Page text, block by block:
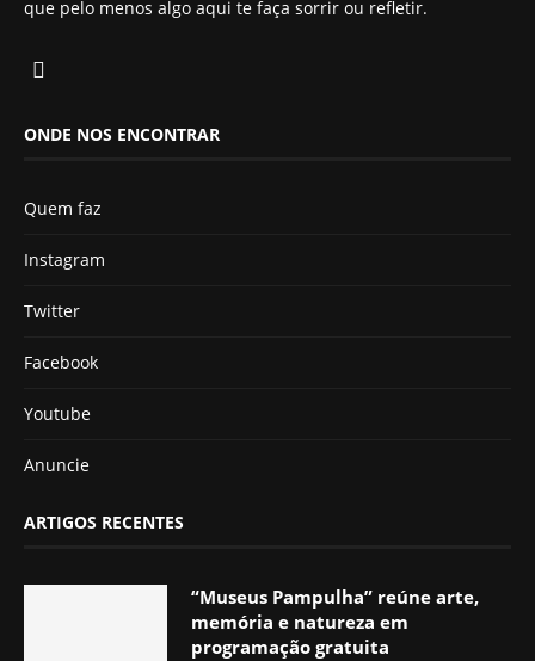
que pelo menos algo aqui te faça sorrir ou refletir.
ONDE NOS ENCONTRAR
Quem faz
Instagram
Twitter
Facebook
Youtube
Anuncie
ARTIGOS RECENTES
“Museus Pampulha” reúne arte,
memória e natureza em
programação gratuita